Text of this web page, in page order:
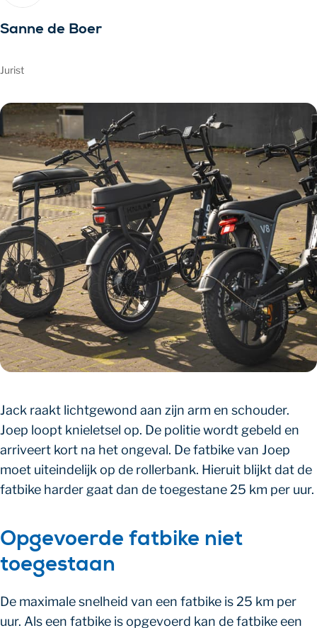
Sanne de Boer
Jurist
Jack raakt lichtgewond aan zijn arm en schouder.
Joep loopt knieletsel op. De politie wordt gebeld en
arriveert kort na het ongeval. De fatbike van Joep
moet uiteindelijk op de rollerbank. Hieruit blijkt dat de
fatbike harder gaat dan de toegestane 25 km per uur.
Opgevoerde fatbike niet
toegestaan
De maximale snelheid van een fatbike is 25 km per
uur. Als een fatbike is opgevoerd kan de fatbike een